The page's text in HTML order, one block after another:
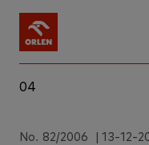
04
No. 82/2006 | 13-12-